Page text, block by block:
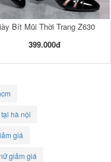
Bít Mũi Thời Trang Z630
399.000đ
hà nội
giá
giảm giá